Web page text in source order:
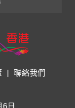
聯絡我們
日